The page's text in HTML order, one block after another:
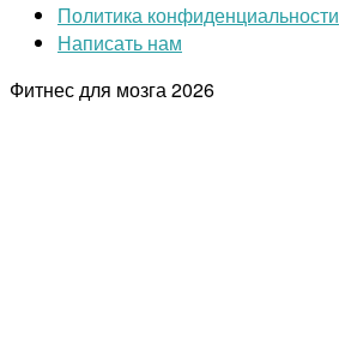
Политика конфиденциальности
Написать нам
Фитнес для мозга2026